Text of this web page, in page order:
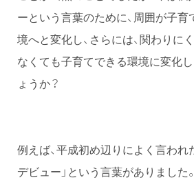
ーという言葉のために、周囲が子
境へと変化し、さらには、関わりに
なくても子育てできる環境に変化
ょうか？
例えば、平成初め辺りによく言われ
デビュー」という言葉がありました。